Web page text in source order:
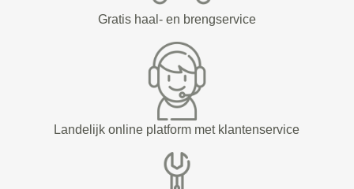
Gratis haal- en brengservice
Landelijk online platform met klantenservice